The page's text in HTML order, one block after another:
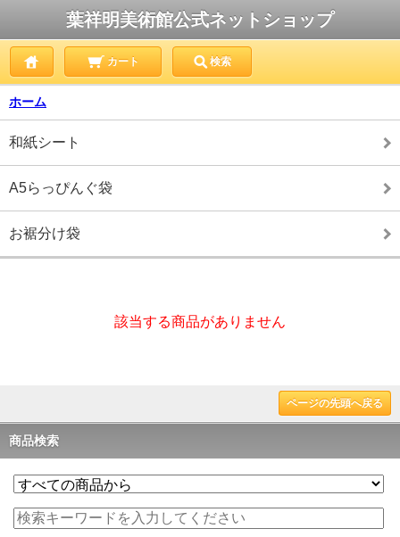
葉祥明美術館公式ネットショップ
カート 検索
ホーム
和紙シート
A5らっぴんぐ袋
お裾分け袋
該当する商品がありません
ページの先頭へ戻る
商品検索